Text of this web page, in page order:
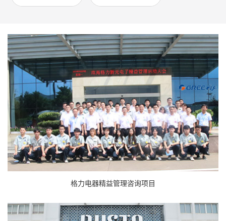
格力电器精益管理咨询项目